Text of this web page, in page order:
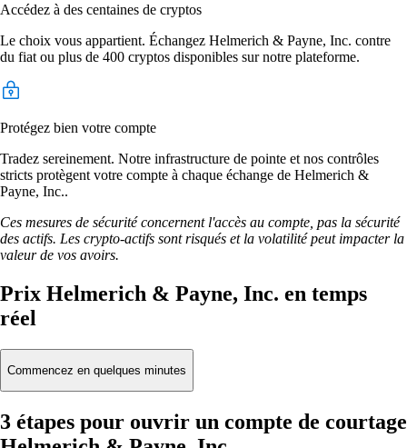
Accédez à des centaines de cryptos
Le choix vous appartient. Échangez Helmerich & Payne, Inc. contre
du fiat ou plus de 400 cryptos disponibles sur notre plateforme.
Protégez bien votre compte
Tradez sereinement. Notre infrastructure de pointe et nos contrôles
stricts protègent votre compte à chaque échange de Helmerich &
Payne, Inc..
Ces mesures de sécurité concernent l'accès au compte, pas la sécurité
des actifs. Les crypto-actifs sont risqués et la volatilité peut impacter la
valeur de vos avoirs.
Prix Helmerich & Payne, Inc. en temps
réel
Commencez en quelques minutes
3 étapes pour ouvrir un compte de courtage